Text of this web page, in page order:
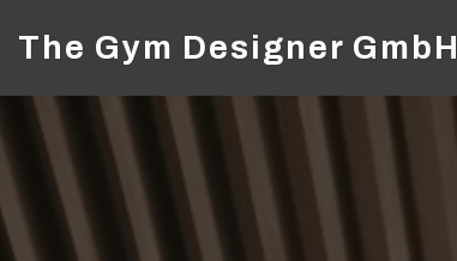
The Gym Designer GmbH